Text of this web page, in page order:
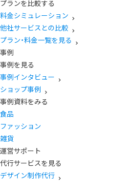
プランを比較する
料金シミュレーション
他社サービスとの比較
プラン・料金一覧を見る
事例
事例を見る
事例インタビュー
ショップ事例
事例資料をみる
食品
ファッション
雑貨
運営サポート
代行サービスを見る
デザイン制作代行